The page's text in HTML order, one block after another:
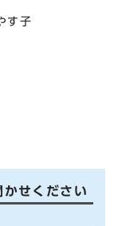
す子
せください